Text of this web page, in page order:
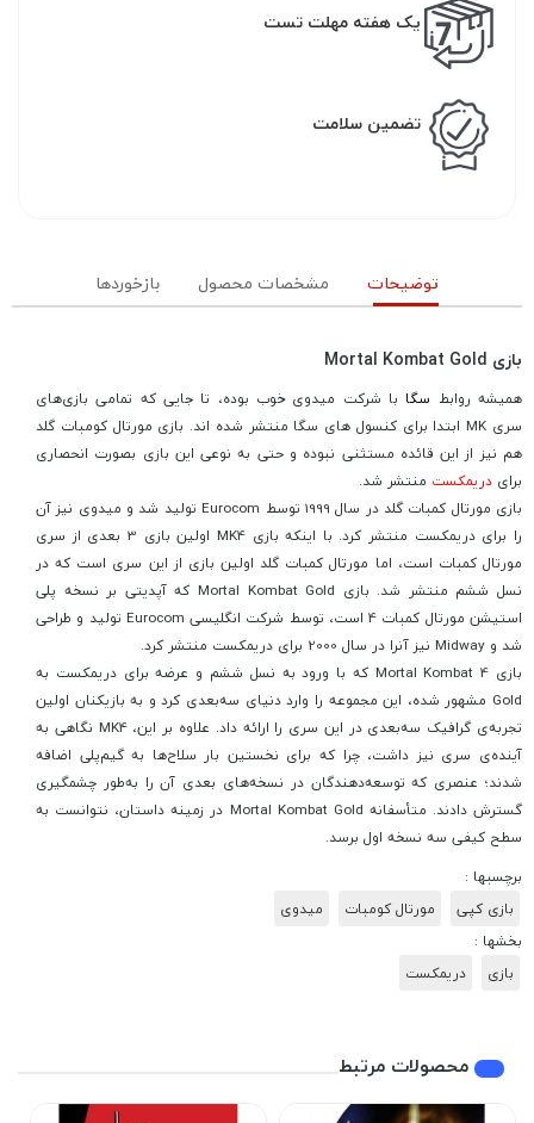
یک هفته مهلت تست
تضمین سلامت
توضیحات مشخصات محصول بازخوردها
بازی Mortal Kombat Gold
همیشه روابط سگا با شرکت میدوی خوب بوده، تا جایی که تمامی بازی‌های
سری MK ابتدا برای کنسول های سگا منتشر شده اند. بازی مورتال کومبات گلد
هم نیز از این قائده مستثنی نبوده و حتی به نوعی این بازی بصورت انحصاری
برای دریمکست منتشر شد.
بازی مورتال کمبات گلد در سال 1999 توسط Eurocom تولید شد و میدوی نیز آن
را برای دریمکست منتشر کرد. با اینکه بازی MK4 اولین بازی 3 بعدی از سری
مورتال کمبات است، اما مورتال کمبات گلد اولین بازی از این سری است که در
نسل ششم منتشر شد. بازی Mortal Kombat Gold که آپدیتی بر نسخه پلی
استیشن مورتال کمبات 4 است، توسط شرکت انگلیسی Eurocom تولید و طراحی
شد و Midway نیز آنرا در سال 2000 برای دریمکست منتشر کرد.
بازی Mortal Kombat 4 که با ورود به نسل ششم و عرضه برای دریمکست به
Gold مشهور شده، این مجموعه را وارد دنیای سه‌بعدی کرد و به بازیکنان اولین
تجربه‌ی گرافیک سه‌بعدی در این سری را ارائه داد. علاوه بر این، MK4 نگاهی به
آینده‌ی سری نیز داشت، چرا که برای نخستین بار سلاح‌ها به گیم‌پلی اضافه
شدند؛ عنصری که توسعه‌دهندگان در نسخه‌های بعدی آن را به‌طور چشمگیری
گسترش دادند. متأسفانه Mortal Kombat Gold در زمینه داستان، نتوانست به
سطح کیفی سه نسخه اول برسد.
برچسبها :
بازی کپی
مورتال کومبات
میدوی
بخشها :
بازی
دریمکست
محصولات مرتبط